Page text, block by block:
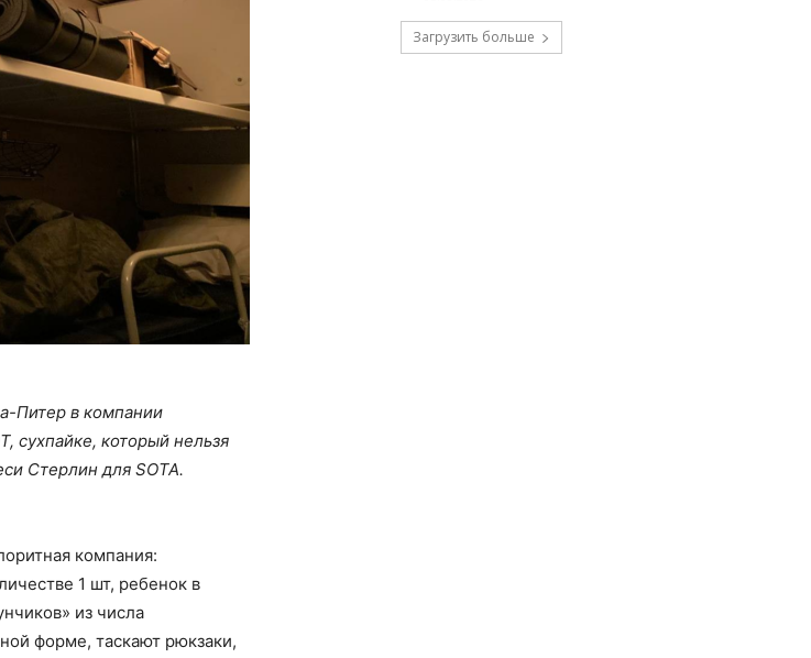
Питер в компании
сухпайке, который нельзя
Стерлин для SOTA.
компания:
1 шт, ребенок в
из числа
форме, таскают рюкзаки,
Загрузить больше